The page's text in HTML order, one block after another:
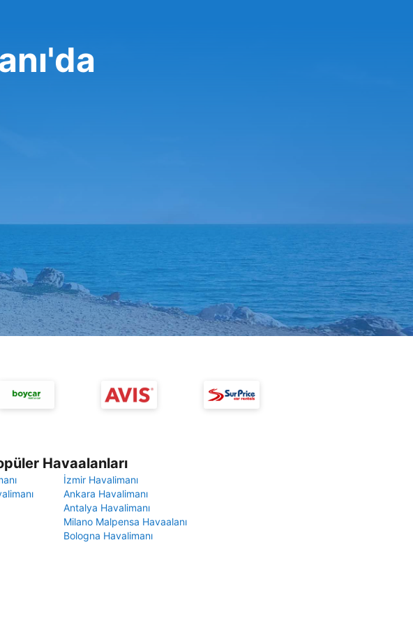
Havaalanları
İzmir Havalimanı
Ankara Havalimanı
Antalya Havalimanı
Milano Malpensa Havaalanı
Bologna Havalimanı